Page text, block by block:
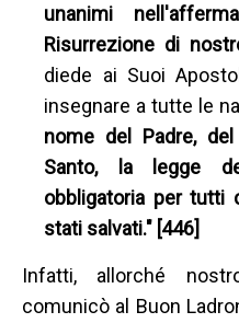
unanimi
Risurrezione di
diede ai Suoi
insegnare a tutte le
nome del Padre,
Santo, la legge
obbligatoria per tutti
stati salvati." [446]
Infatti, allorché
comunicò al Buon